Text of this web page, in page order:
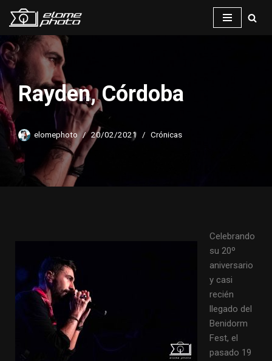
al
contenido
Rayden, Córdoba
elomephoto 20/02/2021 Crónicas
Celebrando
su 20º
aniversario
y casi
recién
llegado del
Benidorm
Fest, el
pasado 19